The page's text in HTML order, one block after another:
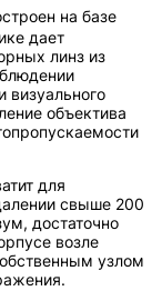
на базе
дает
линз из
визуального
объектива
для
свыше 200
достаточно
возле
узлом